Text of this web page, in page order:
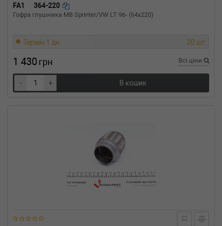
FA1 364-220
Гофра глушника MB Sprinter/VW LT 96- (64x220)
Термін 1 дн. 20 шт.
1 430 грн Всі ціни
- + В кошик